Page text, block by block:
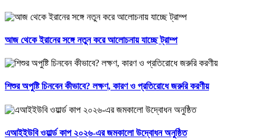
আজ থেকে ইরানের সঙ্গে নতুন করে আলোচনায় যাচ্ছে ট্রাম্প
শিশুর অপুষ্টি চিনবেন কীভাবে? লক্ষণ, কারণ ও প্রতিরোধে জরুরি করণীয়
এআইইউবি ওয়ার্ল্ড কাপ ২০২৬-এর জমকালো উদ্বোধন অনুষ্ঠিত